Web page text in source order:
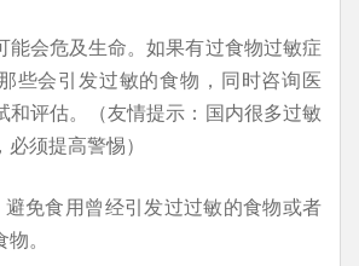
能会危及生命。如果有过食物过敏症
些会引发过敏的食物，同时咨询医
和评估。（友情提示：国内很多过敏
须提高警惕）
避免食用曾经引发过过敏的食物或者
。